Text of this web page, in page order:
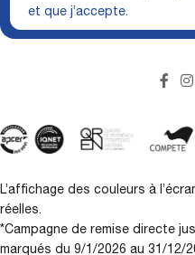
et que j’accepte.
L’affichage des couleurs à
réelles.
*Campagne de remise directe
marqués du 9/1/2026 au 31/12/